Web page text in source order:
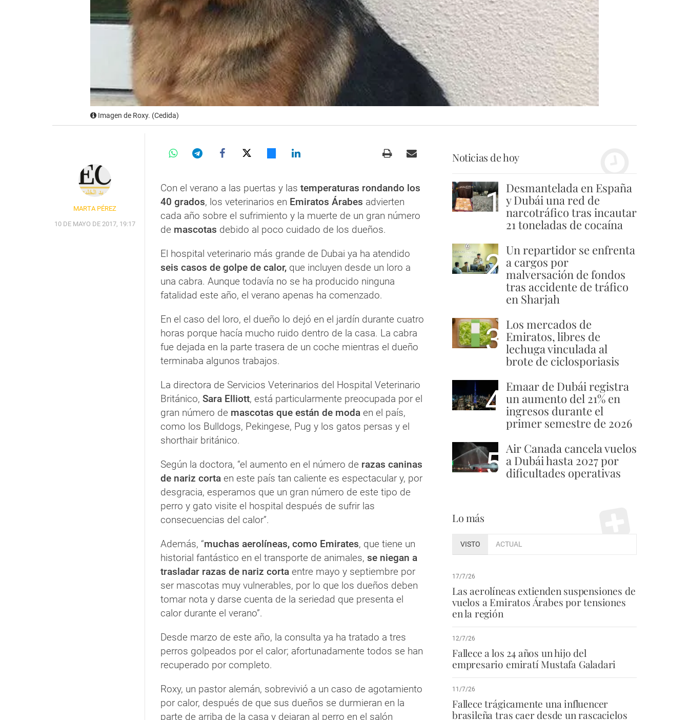
Imagen de Roxy. (Cedida)
MARTA PÉREZ
10 DE MAYO DE 2017, 19:17
Con el verano a las puertas y las temperaturas rondando los
40 grados, los veterinarios en Emiratos Árabes advierten
cada año sobre el sufrimiento y la muerte de un gran número
de mascotas debido al poco cuidado de los dueños.
El hospital veterinario más grande de Dubai ya ha atendido
seis casos de golpe de calor, que incluyen desde un loro a
una cabra. Aunque todavía no se ha producido ninguna
fatalidad este año, el verano apenas ha comenzado.
En el caso del loro, el dueño lo dejó en el jardín durante cuatro
horas porque hacía mucho ruido dentro de la casa. La cabra
fue dejada en la parte trasera de un coche mientras el dueño
terminaba algunos trabajos.
La directora de Servicios Veterinarios del Hospital Veterinario
Británico, Sara Elliott, está particularmente preocupada por el
gran número de mascotas que están de moda en el país,
como los Bulldogs, Pekingese, Pug y los gatos persas y el
shorthair británico.
Según la doctora, “el aumento en el número de razas caninas
de nariz corta en este país tan caliente es espectacular y, por
desgracia, esperamos que un gran número de este tipo de
perro y gato visite el hospital después de sufrir las
consecuencias del calor”.
Además, “muchas aerolíneas, como Emirates, que tiene un
historial fantástico en el transporte de animales, se niegan a
trasladar razas de nariz corta entre mayo y septiembre por
ser mascotas muy vulnerables, por lo que los dueños deben
tomar nota y darse cuenta de la seriedad que presenta el
calor durante el verano”.
Desde marzo de este año, la consulta ya ha tratado a tres
perros golpeados por el calor; afortunadamente todos se han
recuperado por completo.
Roxy, un pastor alemán, sobrevivió a un caso de agotamiento
por calor, después de que sus dueños se durmieran en la
parte de arriba de la casa y dejaran al perro en el salón
Noticias de hoy
1 Desmantelada en España
y Dubái una red de
narcotráfico tras incautar
21 toneladas de cocaína
2 Un repartidor se enfrenta
a cargos por
malversación de fondos
tras accidente de tráfico
en Sharjah
3 Los mercados de
Emiratos, libres de
lechuga vinculada al
brote de ciclosporiasis
4 Emaar de Dubái registra
un aumento del 21% en
ingresos durante el
primer semestre de 2026
5 Air Canada cancela vuelos
a Dubái hasta 2027 por
dificultades operativas
Lo más
VISTO ACTUAL
17/7/26
Las aerolíneas extienden suspensiones de
vuelos a Emiratos Árabes por tensiones
en la región
12/7/26
Fallece a los 24 años un hijo del
empresario emiratí Mustafa Galadari
11/7/26
Fallece trágicamente una influencer
brasileña tras caer desde un rascacielos